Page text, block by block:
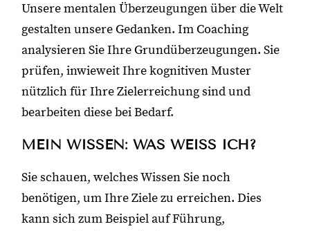
Unsere mentalen Überzeugungen über die Welt
gestalten unsere Gedanken. Im Coaching
analysieren Sie Ihre Grundüberzeugungen. Sie
prüfen, inwieweit Ihre kognitiven Muster
nützlich für Ihre Zielerreichung sind und
bearbeiten diese bei Bedarf.
MEIN WISSEN: WAS WEISS ICH?
Sie schauen, welches Wissen Sie noch
benötigen, um Ihre Ziele zu erreichen. Dies
kann sich zum Beispiel auf Führung,